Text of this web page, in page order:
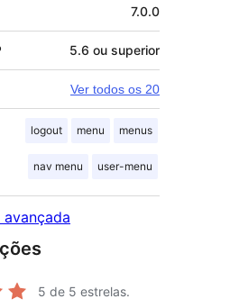
7.0.0
5.6 ou superior
Ver todos os 20
logout menu menus
nav menu user-menu
5 de 5 estrelas.